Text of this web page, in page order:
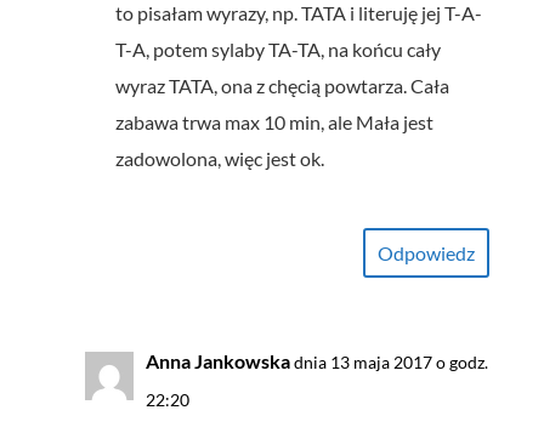
to pisałam wyrazy, np. TATA i literuję jej T-A-
T-A, potem sylaby TA-TA, na końcu cały
wyraz TATA, ona z chęcią powtarza. Cała
zabawa trwa max 10 min, ale Mała jest
zadowolona, więc jest ok.
Odpowiedz
Anna Jankowskadnia 13 maja 2017 o godz.
22:20